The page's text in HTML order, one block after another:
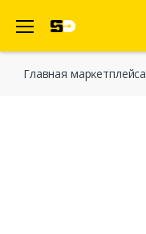
Главная марĸетплейса